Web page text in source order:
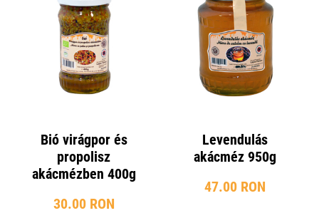
Bió virágpor és
propolisz
akácmézben 400g
30.00 RON
Levendulás
akácméz 950g
47.00 RON